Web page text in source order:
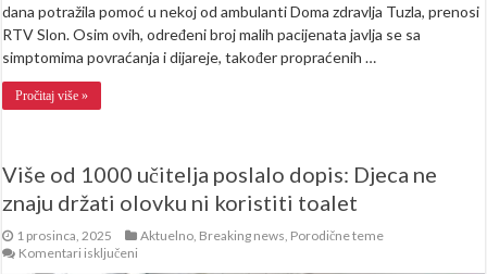
dana potražila pomoć u nekoj od ambulanti Doma zdravlja Tuzla, prenosi
RTV Slon. Osim ovih, određeni broj malih pacijenata javlja se sa
simptomima povraćanja i dijareje, također propraćenih …
Pročitaj više »
Više od 1000 učitelja poslalo dopis: Djeca ne
znaju držati olovku ni koristiti toalet
1 prosinca, 2025 Aktuelno Breaking news Porodične teme
Komentari isključeni